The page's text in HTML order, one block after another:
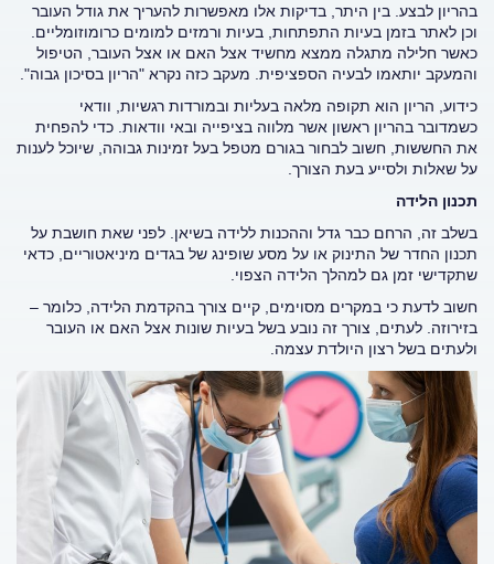
בהריון לבצע. בין היתר, בדיקות אלו מאפשרות להעריך את גודל העובר
וכן לאתר בזמן בעיות התפתחות, בעיות ורמזים למומים כרומוזומליים.
כאשר חלילה מתגלה ממצא מחשיד אצל האם או אצל העובר, הטיפול
והמעקב יותאמו לבעיה הספציפית. מעקב כזה נקרא "הריון בסיכון גבוה".
כידוע, הריון הוא תקופה מלאה בעליות ובמורדות רגשיות, וודאי
כשמדובר בהריון ראשון אשר מלווה בציפייה ובאי וודאות. כדי להפחית
את החששות, חשוב לבחור בגורם מטפל בעל זמינות גבוהה, שיוכל לענות
על שאלות ולסייע בעת הצורך.
תכנון הלידה
בשלב זה, הרחם כבר גדל וההכנות ללידה בשיאן. לפני שאת חושבת על
תכנון החדר של התינוק או על מסע שופינג של בגדים מיניאטוריים, כדאי
שתקדישי זמן גם למהלך הלידה הצפוי.
חשוב לדעת כי במקרים מסוימים, קיים צורך בהקדמת הלידה, כלומר –
בזירוזה. לעתים, צורך זה נובע בשל בעיות שונות אצל האם או העובר
ולעתים בשל רצון היולדת עצמה.